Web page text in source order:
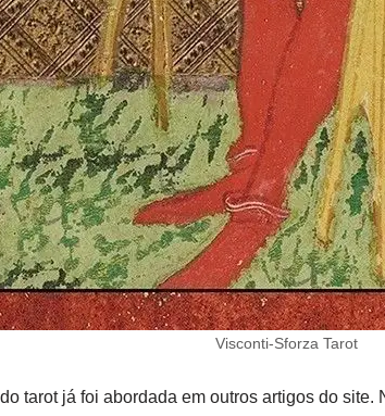
Visconti-Sforza Tarot
tarot já foi abordada em outros artigos do site.